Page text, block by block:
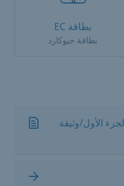
بطاقة EC
بطاقة جيوكارد
الأول/وثيقة